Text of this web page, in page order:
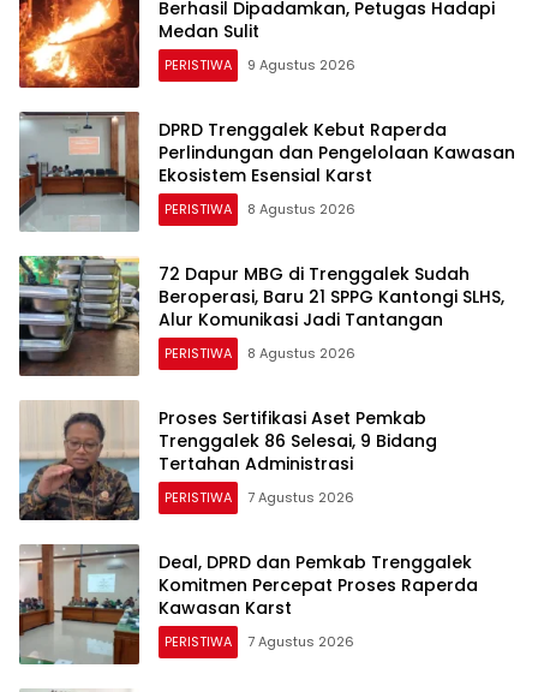
Berhasil Dipadamkan, Petugas Hadapi
Medan Sulit
PERISTIWA 9 Agustus 2026
DPRD Trenggalek Kebut Raperda
Perlindungan dan Pengelolaan Kawasan
Ekosistem Esensial Karst
PERISTIWA 8 Agustus 2026
72 Dapur MBG di Trenggalek Sudah
Beroperasi, Baru 21 SPPG Kantongi SLHS,
Alur Komunikasi Jadi Tantangan
PERISTIWA 8 Agustus 2026
Proses Sertifikasi Aset Pemkab
Trenggalek 86 Selesai, 9 Bidang
Tertahan Administrasi
PERISTIWA 7 Agustus 2026
Deal, DPRD dan Pemkab Trenggalek
Komitmen Percepat Proses Raperda
Kawasan Karst
PERISTIWA 7 Agustus 2026